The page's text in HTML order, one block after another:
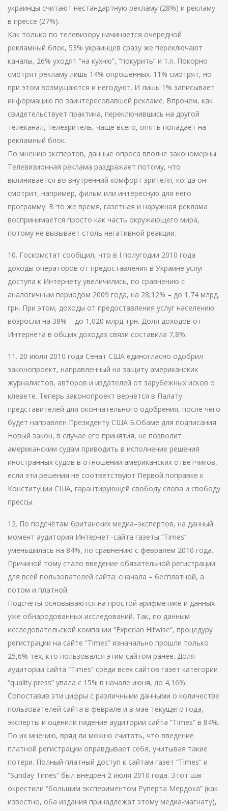
украинцы считают нестандартную рекламу (28%) и рекламу
в прессе (27%).
Как только по телевизору начинается очередной
рекламный блок, 53% украинцев сразу же переключают
каналы, 26% уходят “на кухню”, “покурить” и т.п. Покорно
смотрят рекламу лишь 14% опрошенных. 11% смотрят, но
при этом возмущаются и негодуют. И лишь 1% записывает
информацию по заинтересовавшей рекламе. Впрочем, как
свидетельствует практика, переключившись на другой
телеканал, телезритель, чаще всего, опять попадает на
рекламный блок.
По мнению экспертов, данные опроса вполне закономерны.
Телевизионная реклама раздражает потому, что
вклинивается во внутренний комфорт зрителя, когда он
смотрит, например, фильм или интересную для него
программу. В то же время, газетная и наружная реклама
воспринимается просто как часть окружающего мира,
потому не вызывает столь негативной реакции.
10. Госкомстат сообщил, что в I полугодии 2010 года
доходы операторов от предоставления в Украине услуг
доступа к Интернету увеличились, по сравнению с
аналогичным периодом 2009 года, на 28,12% – до 1,74 млрд.
грн. При этом, доходы от предоставления услуг населению
возросли на 38% – до 1,020 млрд. грн. Доля доходов от
Интернета в общих доходах связи составила 7,8%.
11. 20 июля 2010 года Сенат США единогласно одобрил
законопроект, направленный на защиту американских
журналистов, авторов и издателей от зарубежных исков о
клевете. Теперь законопроект вернётся в Палату
представителей для окончательного одобрения, после чего
будет направлен Президенту США Б.Обаме для подписания.
Новый закон, в случае его принятия, не позволит
американским судам приводить в исполнение решения
иностранных судов в отношении американских ответчиков,
если эти решения не соответствуют Первой поправке к
Конституции США, гарантирующей свободу слова и свободу
прессы.
12. По подсчётам британских медиа–экспертов, на данный
момент аудитория Интернет–сайта газеты “Times”
уменьшилась на 84%, по сравнению с февралём 2010 года.
Причиной тому стало введение обязательной регистрации
для всей пользователей сайта: сначала – бесплатной, а
потом и платной.
Подсчёты основываются на простой арифметике и данных
уже обнародованных исследований. Так, по данным
исследовательской компании “Experian Hitwise”, процедуру
регистрации на сайте “Times” изначально прошли только
25,6% тех, кто пользовался этим сайтом ранее. Доля
аудитории сайта “Times” среди всех сайтов газет категории
“quality press” упала с 15% в начале июня, до 4,16%.
Сопоставив эти цифры с различными данными о количестве
пользователей сайта в феврале и в мае текущего года,
эксперты и оценили падение аудитории сайта “Times” в 84%.
По их мнению, вряд ли можно считать, что введение
платной регистрации оправдывает себя, учитывая такие
потери. Полный платный доступ к сайтам газет “Times” и
“Sunday Times” был внедрён 2 июля 2010 года. Этот шаг
окрестили “большим экспериментом Руперта Мердока” (как
известно, оба издания принадлежат этому медиа-магнату),